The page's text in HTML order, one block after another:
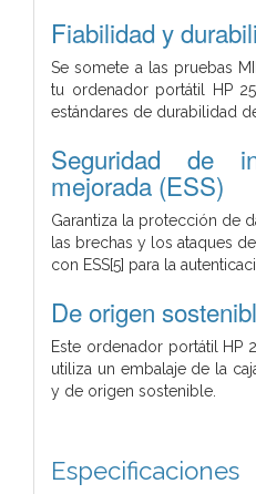
Fiabilidad y
Se somete a las pruebas
tu ordenador portátil HP
estándares de durabilidad
Seguridad de
mejorada (ESS)
Garantiza la protección de
las brechas y los ataques
con ESS[5] para la
De origen
Este ordenador portátil HP
utiliza un embalaje de la
y de origen sostenible.
Especificaciones